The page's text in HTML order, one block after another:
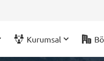
Kurumsal